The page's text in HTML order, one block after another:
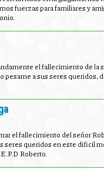
fuerzas para familiares y
el fallecimiento de la
pesame a sus seres queridos,
el fallecimiento del señor
seres queridos en este dificil
Roberto.